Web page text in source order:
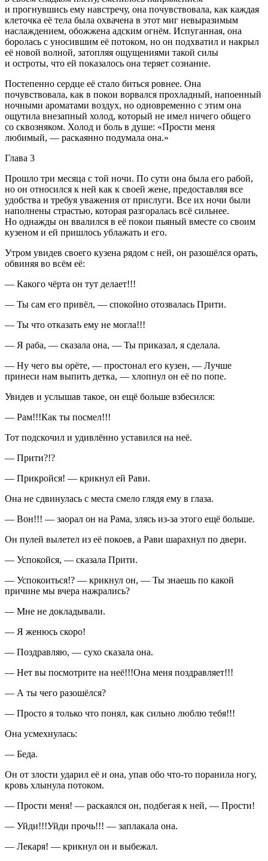
и прогнувшись ему навстречу, она почувствовала, как каждая
клеточка её тела была охвачена в этот миг невыразимым
наслаждением, обожжена адским огнём. Испуганная, она
боролась с уносившим её потоком, но он подхватил и накрыл
её новой волной, затопляя ощущениями такой силы
и остроты, что ей показалось она теряет сознание.
Постепенно сердце её стало биться ровнее. Она
почувствовала, как в покои ворвался прохладный, напоенный
ночными ароматами воздух, но одновременно с этим она
ощутила внезапный холод, который не имел ничего общего
со сквозняком. Холод и боль в душе: «Прости меня
любимый, — раскаянно подумала она.»
Глава 3
Прошло три месяца с той ночи. По сути она была его рабой,
но он относился к ней как к своей жене, предоставляя все
удобства и требуя уважения от прислуги. Все их ночи были
наполнены страстью, которая разгоралась всё сильнее.
Но однажды он ввалился в её покои пьяный вместе со своим
кузеном и ей пришлось ублажать и его.
Утром увидев своего кузена рядом с ней, он разошёлся орать,
обвиняя во всём её:
— Какого чёрта он тут делает!!!
— Ты сам его привёл, — спокойно отозвалась Прити.
— Ты что отказать ему не могла!!!
— Я раба, — сказала она, — Ты приказал, я сделала.
— Ну чего вы орёте, — простонал его кузен, — Лучше
принеси нам выпить детка, — хлопнул он её по попе.
Увидев и услышав такое, он ещё больше взбесился:
— Рам!!!Как ты посмел!!!
Тот подскочил и удивлённо уставился на неё.
— Прити?!?
— Прикройся! — крикнул ей Рави.
Она не сдвинулась с места смело глядя ему в глаза.
— Вон!!! — заорал он на Рама, злясь из-за этого ещё больше.
Он пулей вылетел из её покоев, а Рави шарахнул по двери.
— Успокойся, — сказала Прити.
— Успокоиться!? — крикнул он, — Ты знаешь по какой
причине мы вчера нажрались?
— Мне не докладывали.
— Я женюсь скоро!
— Поздравляю, — сухо сказала она.
— Нет вы посмотрите на неё!!!Она меня поздравляет!!!
— А ты чего разошёлся?
— Просто я только что понял, как сильно люблю тебя!!!
Она усмехнулась:
— Беда.
Он от злости ударил её и она, упав обо что-то поранила ногу,
кровь хлынула потоком.
— Прости меня! — раскаялся он, подбегая к ней, — Прости!
— Уйди!!!Уйди прочь!!! — заплакала она.
— Лекаря! — крикнул он и выбежал.